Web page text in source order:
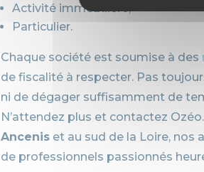
Activité immobilière,
Particulier.
Chaque société est soumise à des
de fiscalité à respecter. Pas
ni de dégager suffisamment de
N’attendez plus et contactez
Ancenis et au sud de la Loire, nos
de professionnels passionnés